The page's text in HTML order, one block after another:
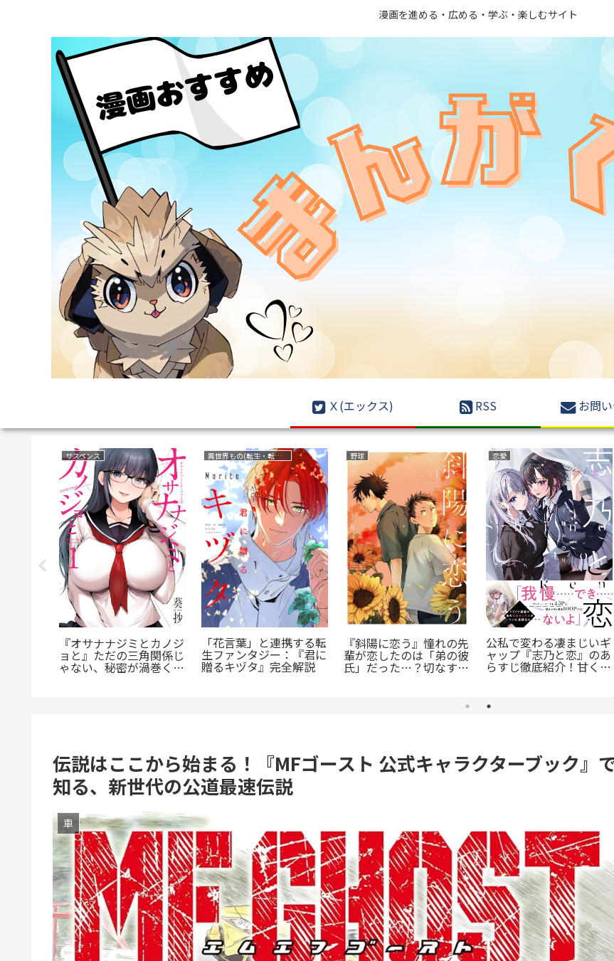
漫画を進める・広める・学ぶ・楽しむサイト
Ｘ(エックス) RSS お問
育児・子育て
蒼井まもる『ふつうの女
の子』レビュー。母とし
ての葛藤と、娘の成長に
涙が止まらない
復讐
『罰』全てを失った男の
怒りが爆発する。ノンス
トップ・バイオレンスア
クションを徹底紹介
サバイバルホラー
『群脳教室』の魅力を徹
底解説！教室が脳だら
け？衝撃サスペンスを今
すぐ読むべき5つの理由
ファンタジー
『捕虜英雄』完全解説！
最底辺から駆け上がる至
高のカタルシス
伝説はここから始まる！『MFゴースト 公式キャラクターブック』
知る、新世代の公道最速伝説
車